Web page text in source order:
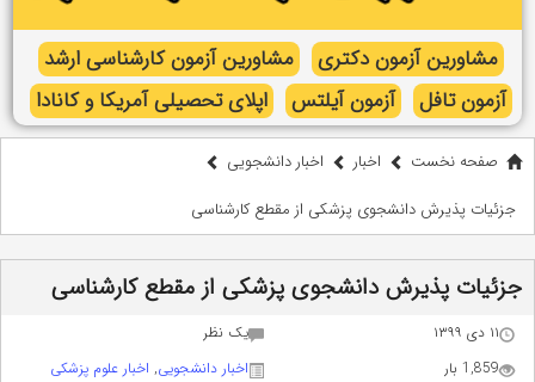
مشاورین آزمون دکتری
مشاورین آزمون کارشناسی ارشد
آزمون تافل
آزمون آیلتس اپلای تحصیلی آمریکا و کانادا
صفحه نخست اخبار
اخبار دانشجویی
جزئیات پذیرش دانشجوی پزشکی از مقطع کارشناسی
جزئیات پذیرش دانشجوی پزشکی از مقطع کارشناسی
۱۱ دی ۱۳۹۹
يک نظر
1,859 بار
اخبار دانشجویی, اخبار علوم پزشکی